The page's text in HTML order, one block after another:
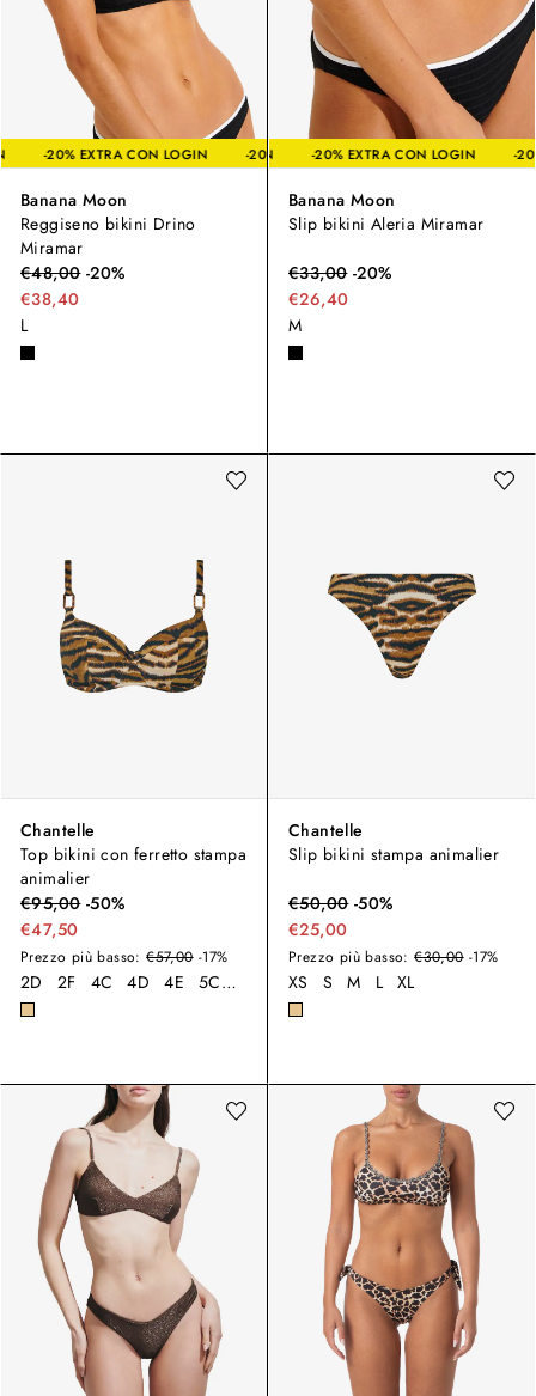
CON LOGIN -20% EXTRA CON LOGIN -20% EXTRA CON LOGIN
Banana Moon
Reggiseno bikini Drino
Miramar
€48,00-20%
€38,40
L
-20% EXTRA CON LOGIN -20% EXTRA CON
Banana Moon
Slip bikini Aleria Miramar
€33,00-20%
€26,40
M
Chantelle
Top bikini con ferretto stampa
animalier
€95,00-50%
€47,50
Prezzo più basso:€57,00-17%
2D 2F 4C 4D 4E 5C 5D 5F 6E 6F 7D 7E
Chantelle
Slip bikini stampa animalier
€50,00-50%
€25,00
Prezzo più basso:€30,00-17%
XS S M L XL